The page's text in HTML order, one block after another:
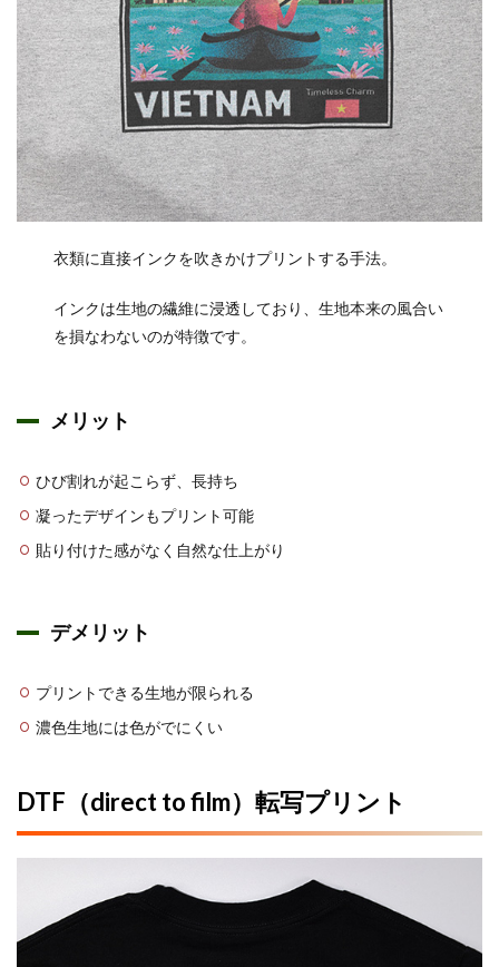
衣類に直接インクを吹きかけプリントする手法。
インクは生地の繊維に浸透しており、生地本来の風合い
を損なわないのが特徴です。
メリット
ひび割れが起こらず、長持ち
凝ったデザインもプリント可能
貼り付けた感がなく自然な仕上がり
デメリット
プリントできる生地が限られる
濃色生地には色がでにくい
DTF（direct to film）転写プリント